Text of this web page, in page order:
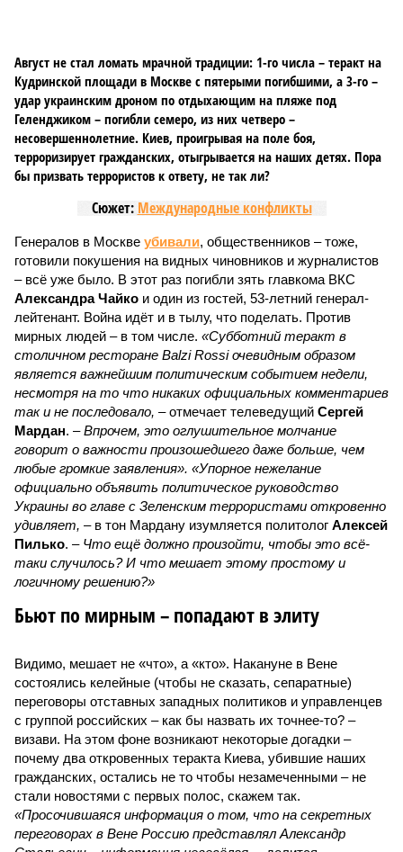
Август не стал ломать мрачной традиции: 1-го числа – теракт на
Кудринской площади в Москве с пятерыми погибшими, а 3-го –
удар украинским дроном по отдыхающим на пляже под
Геленджиком – погибли семеро, из них четверо –
несовершеннолетние. Киев, проигрывая на поле боя,
терроризирует гражданских, отыгрывается на наших детях. Пора
бы призвать террористов к ответу, не так ли?
Сюжет: Международные конфликты
Генералов в Москве убивали, общественников – тоже,
готовили покушения на видных чиновников и журналистов
– всё уже было. В этот раз погибли зять главкома ВКС
Александра Чайко и один из гостей, 53-летний генерал-
лейтенант. Война идёт и в тылу, что поделать. Против
мирных людей – в том числе. «Субботний теракт в
столичном ресторане Balzi Rossi очевидным образом
является важнейшим политическим событием недели,
несмотря на то что никаких официальных комментариев
так и не последовало, – отмечает телеведущий Сергей
Мардан. –Впрочем, это оглушительное молчание
говорит о важности произошедшего даже больше, чем
любые громкие заявления». «Упорное нежелание
официально объявить политическое руководство
Украины во главе с Зеленским террористами откровенно
удивляет, – в тон Мардану изумляется политолог Алексей
Пилько. – Что ещё должно произойти, чтобы это всё-
таки случилось? И что мешает этому простому и
логичному решению?»
Бьют по мирным – попадают в элиту
Видимо, мешает не «что», а «кто». Накануне в Вене
состоялись келейные (чтобы не сказать, сепаратные)
переговоры отставных западных политиков и управленцев
с группой российских – как бы назвать их точнее-то? –
визави. На этом фоне возникают некоторые догадки –
почему два откровенных теракта Киева, убившие наших
гражданских, остались не то чтобы незамеченными – не
стали новостями с первых полос, скажем так.
«Просочившаяся информация о том, что на секретных
переговорах в Вене Россию представлял Александр